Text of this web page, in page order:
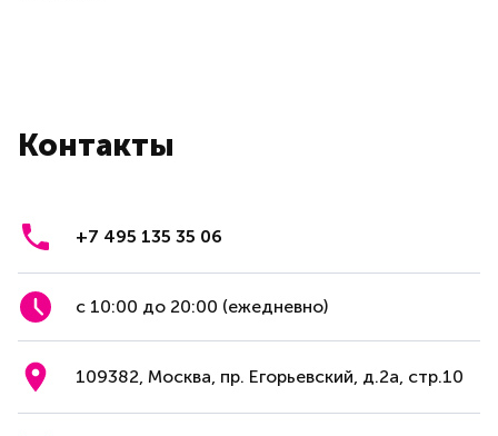
Контакты
+7 495 135 35 06
с 10:00 до 20:00 (ежедневно)
109382, Москва, пр. Егорьевский, д.2а, стр.10